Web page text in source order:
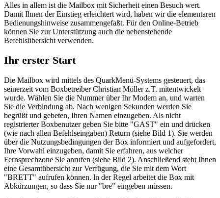
Alles in allem ist die Mailbox mit Sicherheit einen Besuch wert.
Damit Ihnen der Einstieg erleichtert wird, haben wir die elementaren
Bedienungshinweise zusammengefaßt. Für den Online-Betrieb
können Sie zur Unterstützung auch die nebenstehende
Befehlsübersicht verwenden.
Ihr erster Start
Die Mailbox wird mittels des QuarkMenü-Systems gesteuert, das
seinerzeit vom Boxbetreiber Christian Möller z.T. mitentwickelt
wurde. Wählen Sie die Nummer über Ihr Modem an, und warten
Sie die Verbindung ab. Nach wenigen Sekunden werden Sie
begrüßt und gebeten, Ihren Namen einzugeben. Als nicht
registrierter Boxbenutzer geben Sie bitte "GAST" ein und drücken
(wie nach allen Befehlseingaben) Return (siehe Bild 1). Sie werden
über die Nutzungsbedingungen der Box informiert und aufgefordert,
Ihre Vorwahl einzugeben, damit Sie erfahren, aus welcher
Fernsprechzone Sie anrufen (siehe Bild 2). Anschließend steht Ihnen
eine Gesamtübersicht zur Verfügung, die Sie mit dem Wort
"BRETT" aufrufen können. ln der Regel arbeitet die Box mit
Abkürzungen, so dass Sie nur "bre" eingeben müssen.